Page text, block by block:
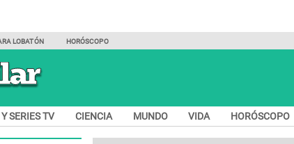
LOBATÓN HORÓSCOPO
SERIES TV CIENCIA MUNDO VIDA HORÓSCOPO